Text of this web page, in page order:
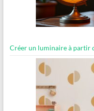
Créer un luminaire à partir